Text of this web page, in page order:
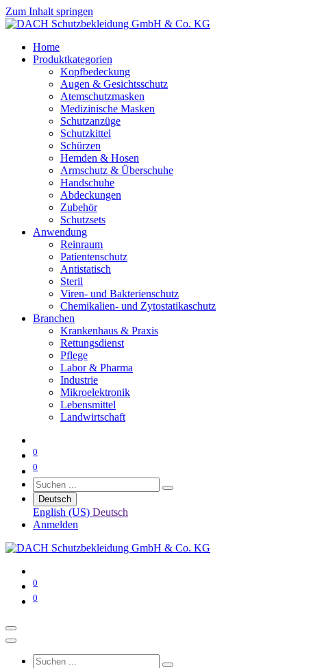
Zum Inhalt springen
Home
Produktkategorien
Kopfbedeckung
Augen & Gesichtsschutz
Atemschutzmasken
Medizinische Masken
Schutzanzüge
Schutzkittel
Schürzen
Hemden & Hosen
Armschutz & Überschuhe
Handschuhe
Abdeckungen
Zubehör
Schutzsets
Anwendung
Reinraum
Patientenschutz
Antistatisch
Steril
Viren- und Bakterienschutz
Chemikalien- und Zytostatikaschutz
Branchen
Krankenhaus & Praxis
Rettungsdienst
Pflege
Labor & Pharma
Industrie
Mikroelektronik
Lebensmittel
Landwirtschaft
0
0
Deutsch
English (US) Deutsch
Anmelden
0
0